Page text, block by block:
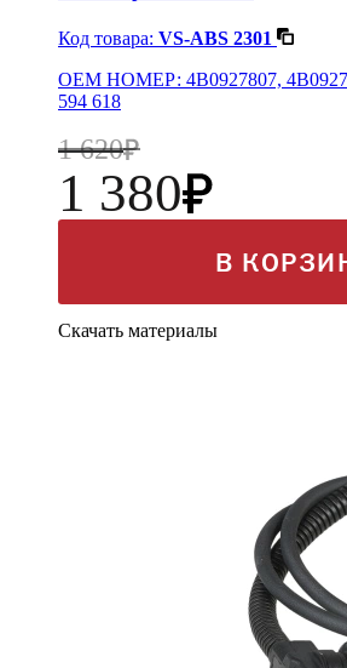
Код товара: VS-ABS 2301
OEM НОМЕР: 4B0927807,
594 618
1 620
1 380
В
Скачать материалы